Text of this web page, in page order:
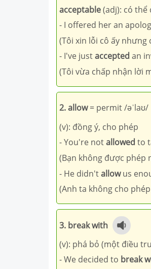
acceptable(adj): có thể
- I offered her an
(Tôi xin lỗi cô ấy nhưng
- I've justaccepted an
(Tôi vừa chấp nhận lời
2. allow= permit /əˈlaʊ/
(v): đồng ý, cho phép
- You're notallowed to
(Bạn không được phép
- He didn'tallowus
(Anh ta không cho
3. break with
(v): phá bỏ (một điều
- We decided to break